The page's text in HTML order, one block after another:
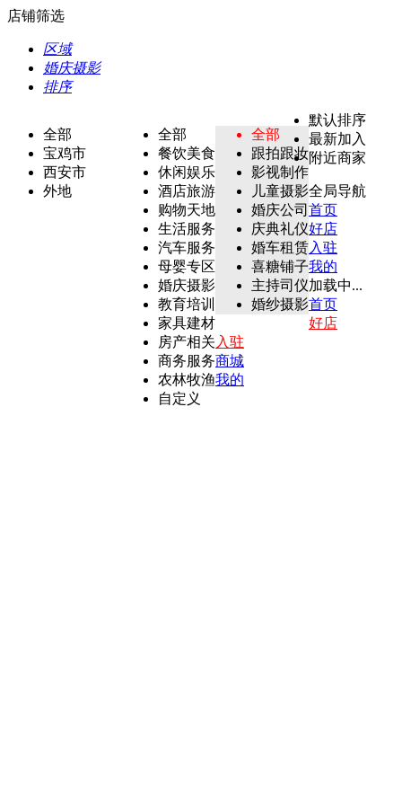
店铺筛选
区域
婚庆摄影
排序
全部
宝鸡市
西安市
外地
全部
餐饮美食
休闲娱乐
酒店旅游
购物天地
生活服务
汽车服务
母婴专区
婚庆摄影
教育培训
家具建材
房产相关
商务服务
农林牧渔
自定义
全部
跟拍跟妆
影视制作
儿童摄影
婚庆公司
庆典礼仪
婚车租赁
喜糖铺子
主持司仪
婚纱摄影
默认排序
最新加入
附近商家
全局导航
首页
好店
入驻
我的
加载中...
首页
好店
入驻
商城
我的